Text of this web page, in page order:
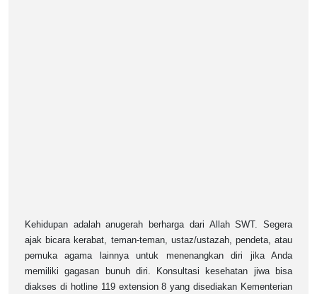
Kehidupan adalah anugerah berharga dari Allah SWT. Segera
ajak bicara kerabat, teman-teman, ustaz/ustazah, pendeta, atau
pemuka agama lainnya untuk menenangkan diri jika Anda
memiliki gagasan bunuh diri. Konsultasi kesehatan jiwa bisa
diakses di hotline 119 extension 8 yang disediakan Kementerian